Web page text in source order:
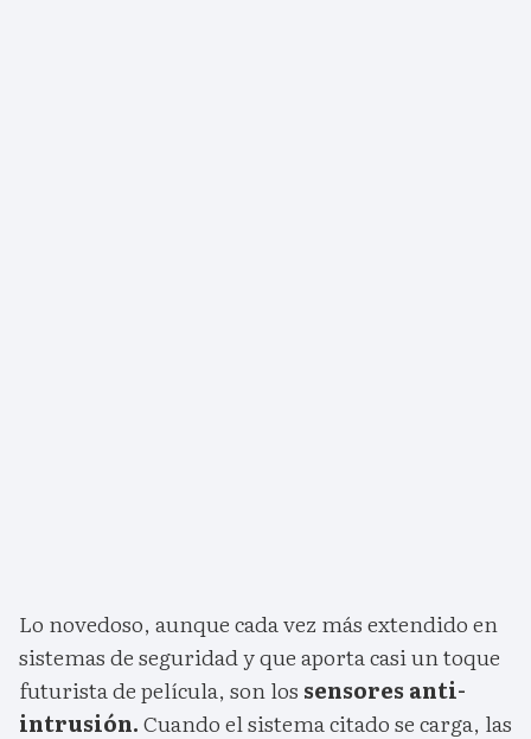
Lo novedoso, aunque cada vez más extendido en
sistemas de seguridad y que aporta casi un toque
futurista de película, son los sensores anti-
intrusión.Cuando el sistema citado se carga, las